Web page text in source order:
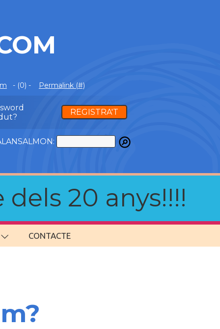
- (0) - Permalink (#)
REGISTRA'T
20 anys!!!!
CONTACTE